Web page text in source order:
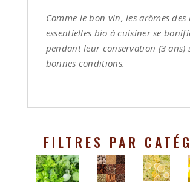
Comme le bon vin, les arômes des
essentielles bio à cuisiner se
pendant leur conservation (3 ans)
bonnes conditions.
FILTRES PAR